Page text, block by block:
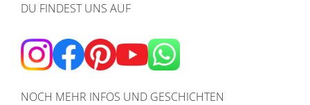
DU FINDEST UNS AUF
NOCH MEHR INFOS UND GESCHICHTEN